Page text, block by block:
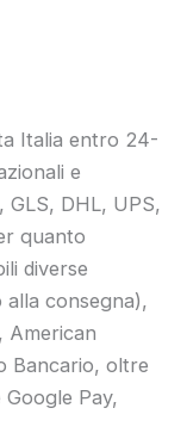
Italia entro 24-
e
DHL, UPS,
quanto
diverse
consegna),
American
Bancario, oltre
Pay,